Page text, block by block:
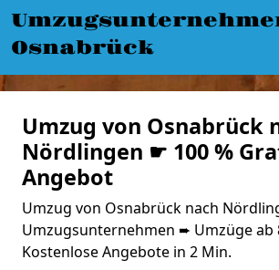
Osnabrück
Umzug von Osnabrück
Nördlingen ☛ 100 %
Angebot
Umzug von Osnabrück nach
Umzugsunternehmen ➨ Umzüge ab
Kostenlose Angebote in 2 Min.